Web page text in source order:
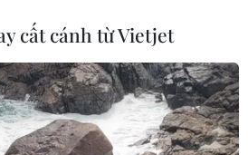
đội
tình chính ở Sudan đã phản đối
chuyển tiếp kéo dài 2 năm trước
cử của quân đội, đồng thời kêu
cất cánh từ Vietjet